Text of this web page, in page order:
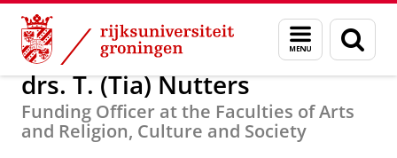
Skip
Content
Skip
Navigation
Menu
en
zoeken
Over ons drs. T. (Tia) Nutters
drs. T. (Tia) Nutters
Funding Officer at the Faculties of Arts
and Religion, Culture and Society